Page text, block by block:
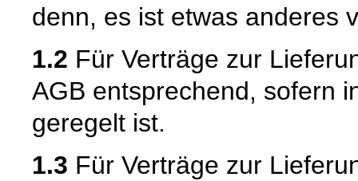
denn, es ist etwas anderes
1.2 Für Verträge zur
AGB entsprechend, sofern
geregelt ist.
1.3 Für Verträge zur